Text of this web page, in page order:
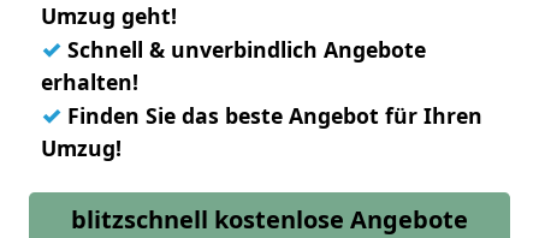
Umzug geht!
✓ Schnell & unverbindlich Angebote
erhalten!
✓ Finden Sie das beste Angebot für Ihren
Umzug!
blitzschnell kostenlose Angebote